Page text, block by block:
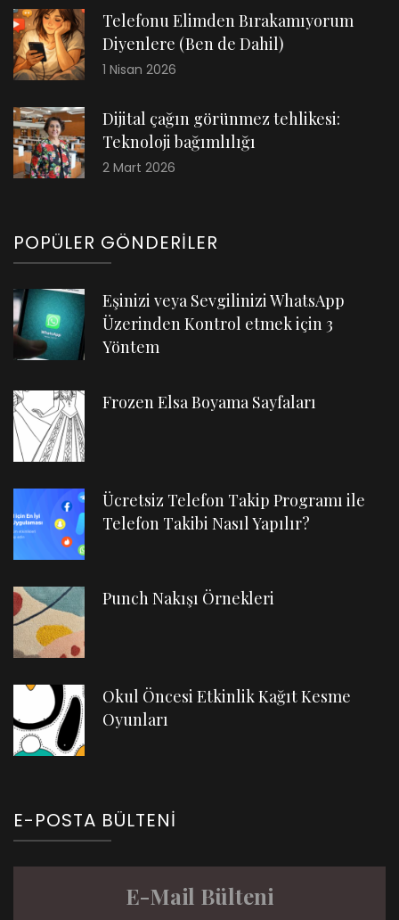
Telefonu Elimden Bırakamıyorum
Diyenlere (Ben de Dahil)
1 Nisan 2026
Dijital çağın görünmez tehlikesi:
Teknoloji bağımlılığı
2 Mart 2026
POPÜLER GÖNDERILER
Eşinizi veya Sevgilinizi WhatsApp
Üzerinden Kontrol etmek için 3
Yöntem
Frozen Elsa Boyama Sayfaları
Ücretsiz Telefon Takip Programı ile
Telefon Takibi Nasıl Yapılır?
Punch Nakışı Örnekleri
Okul Öncesi Etkinlik Kağıt Kesme
Oyunları
E-POSTA BÜLTENI
E-Mail Bülteni